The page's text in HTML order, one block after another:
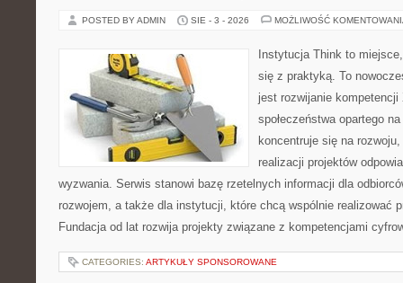
POSTED BY ADMIN SIE - 3 - 2026 MOŻLIWOŚĆ
Instytucja Think to
się z praktyką. To
jest rozwijanie
społeczeństwa opartego
koncentruje się na
realizacji projektów
wyzwania. Serwis stanowi bazę rzetelnych informacji dla
rozwojem, a także dla instytucji, które chcą wspólnie realizować
Fundacja od lat rozwija projekty związane z kompetencjami
CATEGORIES: ARTYKUŁY SPONSOROWANE